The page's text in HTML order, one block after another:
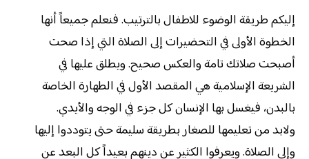
إليكم طريقة الوضوء للاطفال بالترتيب. فنعلم جميعاً أنها
الخطوة الأولى في التحضيرات إلى الصلاة التي إذا صحت
أصبحت صلاتك تامة والعكس صحيح. ويطلق عليها في
الشريعة الإسلامية هي المقصد الأول في الطهارة الخاصة
بالبدن، فيغسل بها الإنسان كل جزء في الوجه والأيدي.
ولابد من تعليمها للصغار بطريقة سليمة حتى يتوددوا إليها
وإلى الصلاة. ويعرفوا الكثير عن دينهم بعيداً كل البعد عن